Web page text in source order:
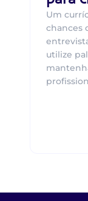
Um
chances
utilize